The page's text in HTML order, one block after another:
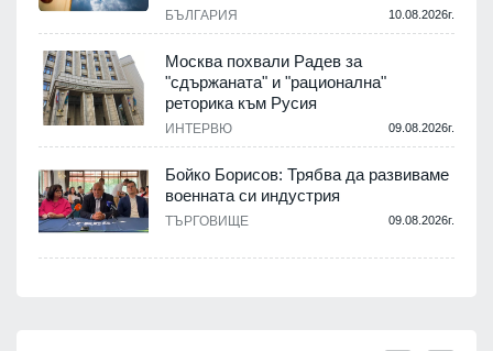
БЪЛГАРИЯ 10.08.2026г.
Москва похвали Радев за
"сдържаната" и "рационална"
реторика към Русия
ИНТЕРВЮ 09.08.2026г.
Бойко Борисов: Трябва да развиваме
военната си индустрия
ТЪРГОВИЩЕ 09.08.2026г.